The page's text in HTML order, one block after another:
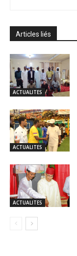
Articles liés
ACTUALITES
ACTUALITES
ACTUALITES